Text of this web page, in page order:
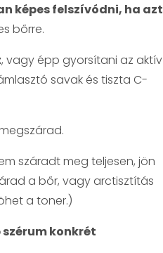
képes felszívódni, ha azt
bőrre.
, vagy épp gyorsítani az aktív
savak és tiszta C-
száradt meg teljesen, jön
a bőr, vagy arctisztítás
a toner.)
konkrét